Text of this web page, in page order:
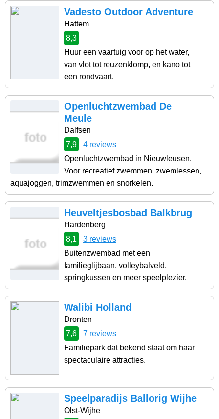
Vadesto Outdoor Adventure
Hattem
8,3
Huur een vaartuig voor op het water,
van vlot tot reuzenklomp, en kano tot
een rondvaart.
Openluchtzwembad De
Meule
Dalfsen
7,9
4 reviews
Openluchtzwembad in Nieuwleusen.
Voor recreatief zwemmen, zwemlessen,
aquajoggen, trimzwemmen en snorkelen.
Heuveltjesbosbad Balkbrug
Hardenberg
8,1
3 reviews
Buitenzwembad met een
familieglijbaan, volleybalveld,
springkussen en meer speelplezier.
Walibi Holland
Dronten
7,6
7 reviews
Familiepark dat bekend staat om haar
spectaculaire attracties.
Speelparadijs Ballorig Wijhe
Olst-Wijhe